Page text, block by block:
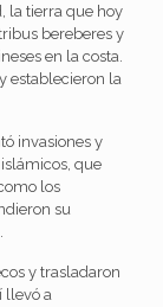
la tierra que hoy
bereberes y
en la costa.
establecieron la
invasiones y
que
los
su
y trasladaron
llevó a